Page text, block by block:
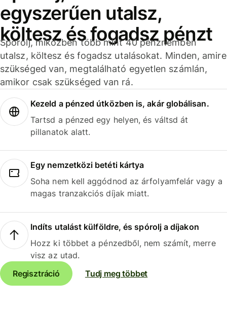
egyszerűen utalsz,
költesz és fogadsz pénzt
Spórolj, miközben több mint 40 pénznemben
utalsz, költesz és fogadsz utalásokat. Minden, amire
szükséged van, megtalálható egyetlen számlán,
amikor csak szükséged van rá.
Kezeld a pénzed útközben is, akár globálisan.
Tartsd a pénzed egy helyen, és váltsd át
pillanatok alatt.
Egy nemzetközi betéti kártya
Soha nem kell aggódnod az árfolyamfelár vagy a
magas tranzakciós díjak miatt.
Indíts utalást külföldre, és spórolj a díjakon
Hozz ki többet a pénzedből, nem számít, merre
visz az utad.
Regisztráció
Tudj meg többet